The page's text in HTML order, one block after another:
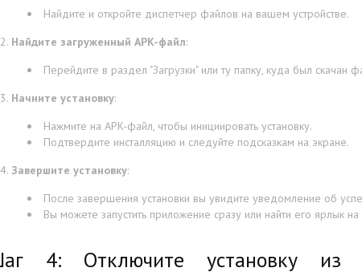
Найдите и откройте диспетчер файлов на вашем устройстве.
Найдите загруженный APK-файл:
Перейдите в раздел "Загрузки" или ту папку, куда был скачан
Начните установку:
Нажмите на APK-файл, чтобы инициировать установку.
Подтвердите инсталляцию и следуйте подсказкам на экране.
Завершите установку:
После завершения установки вы увидите уведомление об
Вы можете запустить приложение сразу или найти его ярлык
4: Отключите установку из